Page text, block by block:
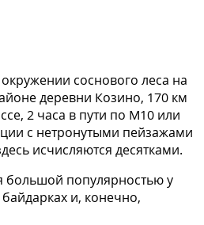
соснового леса на
деревни Козино, 170 км
2 часа в пути по М10 или
с нетронутыми пейзажами
исчисляются десятками.
большой популярностью у
и, конечно,